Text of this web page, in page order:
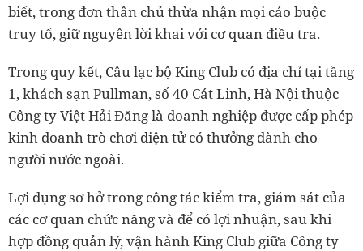
biết, trong đơn thân chủ thừa nhận mọi cáo buộc
truy tố, giữ nguyên lời khai với cơ quan điều tra.
Trong quy kết, Câu lạc bộ King Club có địa chỉ tại tầng
1, khách sạn Pullman, số 40 Cát Linh, Hà Nội thuộc
Công ty Việt Hải Đăng là doanh nghiệp được cấp phép
kinh doanh trò chơi điện tử có thưởng dành cho
người nước ngoài.
Lợi dụng sơ hở trong công tác kiểm tra, giám sát của
các cơ quan chức năng và để có lợi nhuận, sau khi
hợp đồng quản lý, vận hành King Club giữa Công ty